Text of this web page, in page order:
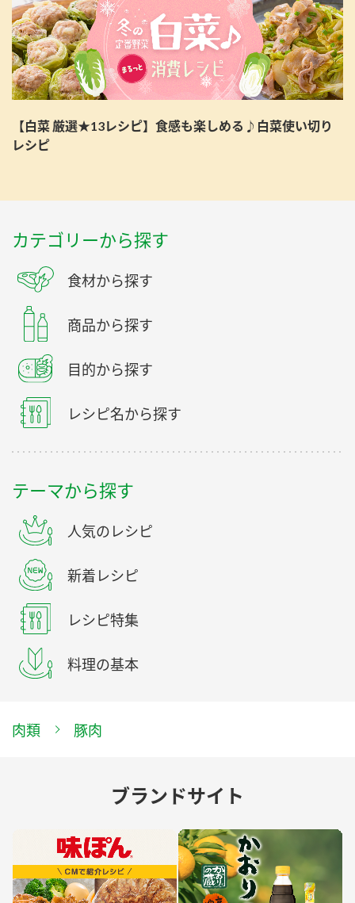
【白菜 厳選★13レシピ】食感も楽しめる♪白菜使い切り
レシピ
カテゴリーから探す
食材から探す
商品から探す
目的から探す
レシピ名から探す
テーマから探す
人気のレシピ
新着レシピ
レシピ特集
料理の基本
肉類 豚肉
ブランドサイト